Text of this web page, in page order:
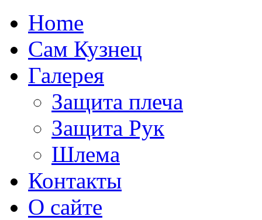
Home
Сам Кузнец
Галерея
Защита плеча
Защита Рук
Шлема
Контакты
О сайте